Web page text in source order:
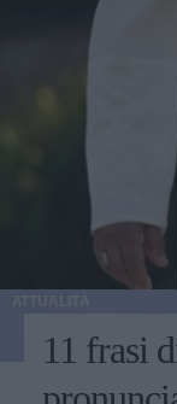
11 frasi